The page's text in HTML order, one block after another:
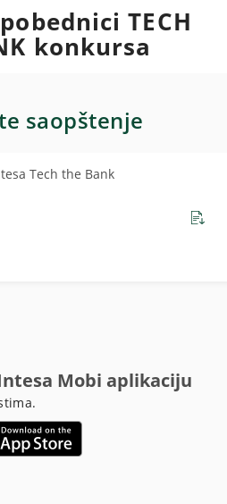
TECH
konkursa
saopštenje
Tech the Bank
Mobi aplikaciju